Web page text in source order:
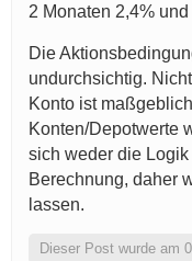
2 Monaten 2,4%
Die
undurchsichtig.
Konto ist
Konten/Depotwerte
sich weder die
Berechnung, daher
lassen.
Dieser Post wurde am